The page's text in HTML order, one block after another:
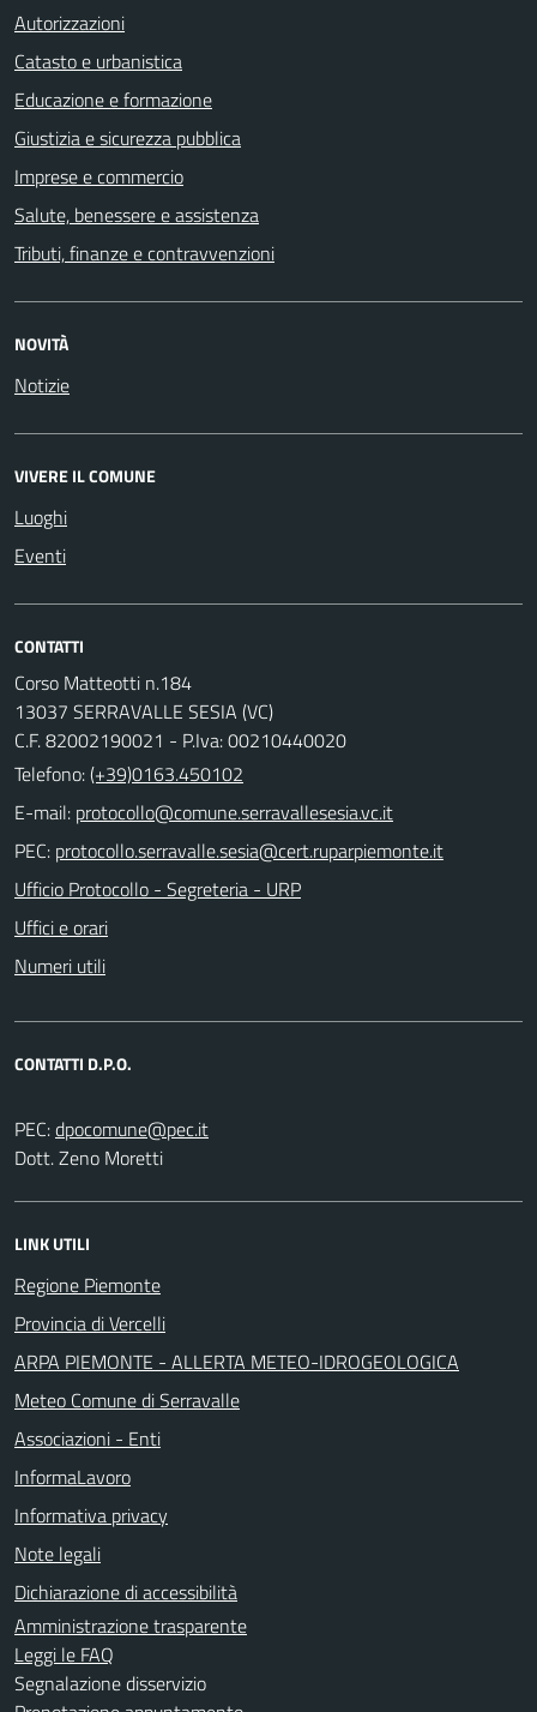
Autorizzazioni
Catasto e urbanistica
Educazione e formazione
Giustizia e sicurezza pubblica
Imprese e commercio
Salute, benessere e assistenza
Tributi, finanze e contravvenzioni
NOVITÀ
Notizie
VIVERE IL COMUNE
Luoghi
Eventi
CONTATTI
Corso Matteotti n.184
13037 SERRAVALLE SESIA (VC)
C.F. 82002190021 - P.Iva: 00210440020
Telefono:(+39)0163.450102
E-mail:
PEC:
Ufficio Protocollo - Segreteria - URP
Uffici e orari
Numeri utili
CONTATTI D.P.O.
PEC:
Dott. Zeno Moretti
LINK UTILI
Regione Piemonte
Provincia di Vercelli
ARPA PIEMONTE - ALLERTA METEO-IDROGEOLOGICA
Meteo Comune di Serravalle
Associazioni - Enti
InformaLavoro
Informativa privacy
Note legali
Dichiarazione di accessibilità
Amministrazione trasparente
Leggi le FAQ
Segnalazione disservizio